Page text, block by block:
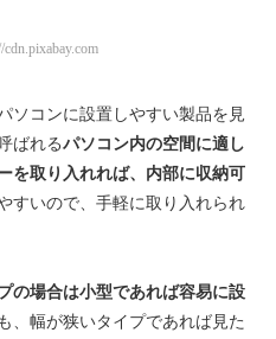
cdn.pixabay.com
ソコンに設置しやすい製品を見
ばれるパソコン内の空間に適し
を取り入れれば、内部に収納可
すいので、手軽に取り入れられ
の場合は小型であれば容易に設
、幅が狭いタイプであれば見た